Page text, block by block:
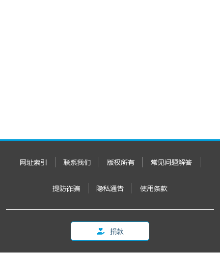
网址索引 联系我们 版权所有 常见问题解答
提防诈骗 隐私通告 使用条款
捐款